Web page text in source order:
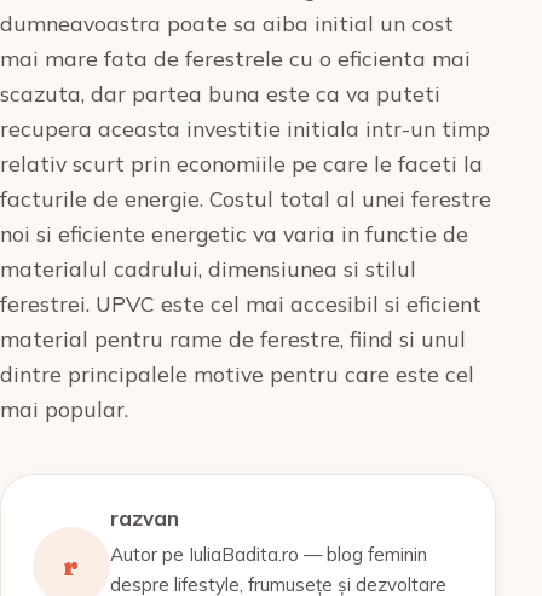
dumneavoastra poate sa aiba initial un cost
mai mare fata de ferestrele cu o eficienta mai
scazuta, dar partea buna este ca va puteti
recupera aceasta investitie initiala intr-un timp
relativ scurt prin economiile pe care le faceti la
facturile de energie. Costul total al unei ferestre
noi si eficiente energetic va varia in functie de
materialul cadrului, dimensiunea si stilul
ferestrei. UPVC este cel mai accesibil si eficient
material pentru rame de ferestre, fiind si unul
dintre principalele motive pentru care este cel
mai popular.
r
razvan
Autor pe IuliaBadita.ro — blog feminin
despre lifestyle, frumusețe și dezvoltare